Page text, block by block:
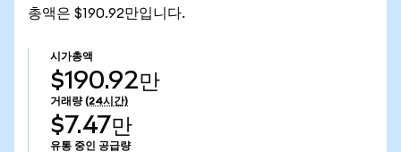
총액은 $190.92만입니다.
시가총액
$190.92만
거래량 (24시간)
$7.47만
유통 중인 공급량